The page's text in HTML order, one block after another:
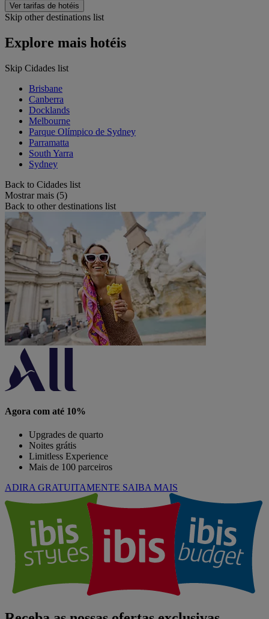
Ver tarifas de hotéis
Skip other destinations list
Explore mais hotéis
Skip Cidades list
Brisbane
Canberra
Docklands
Melbourne
Parque Olímpico de Sydney
Parramatta
South Yarra
Sydney
Back to Cidades list
Mostrar mais (5)
Back to other destinations list
Agora com até 10%
Upgrades de quarto
Noites grátis
Limitless Experience
Mais de 100 parceiros
ADIRA GRATUITAMENTE SAIBA MAIS